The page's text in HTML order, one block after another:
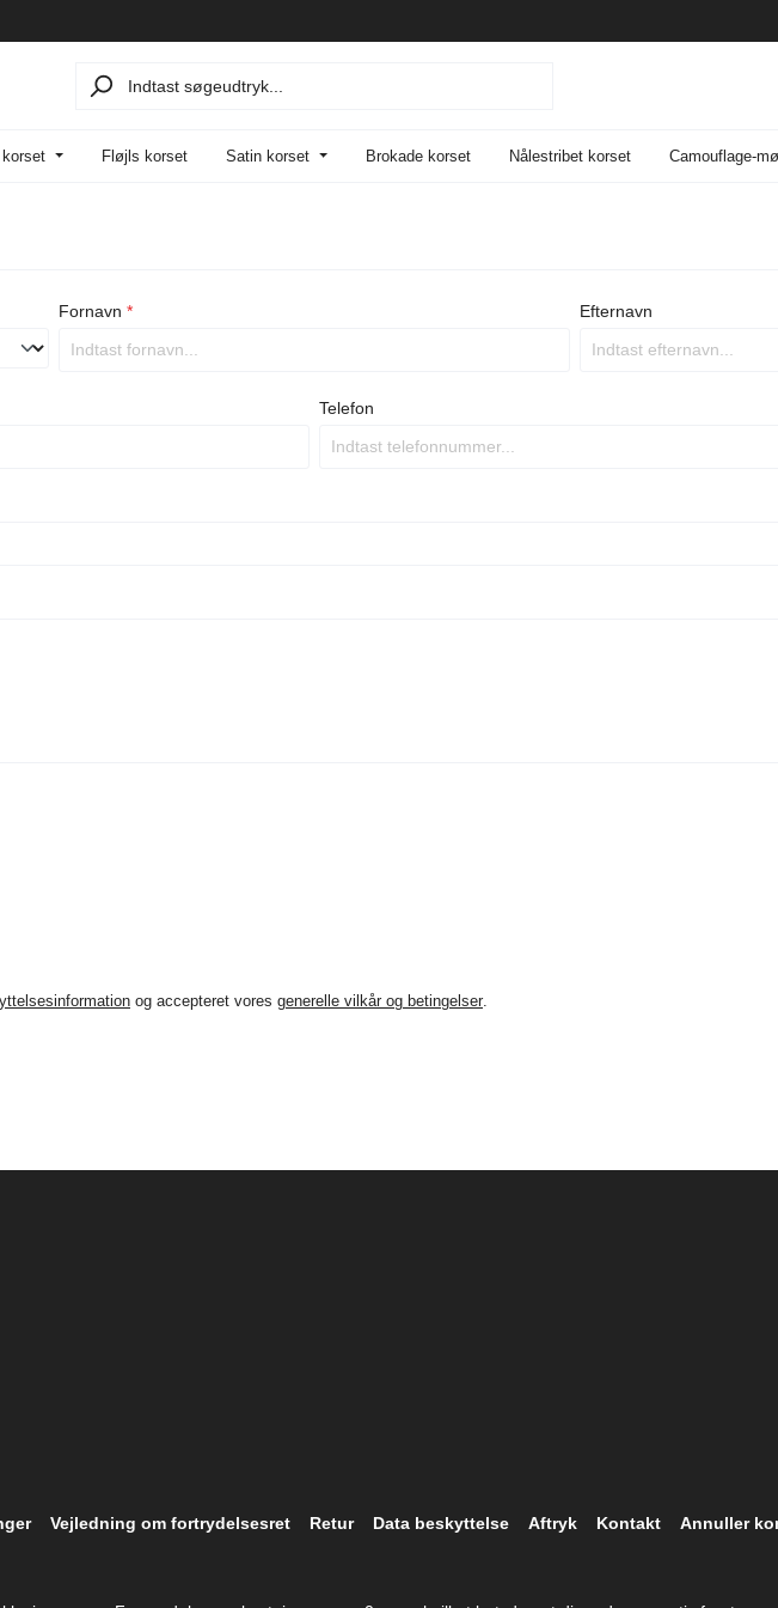
Fløjls korset Satin korset Brokade korset Nålestribet korset Camouflage-
Fornavn * Efternavn
Telefon
og accepteret vores generelle vilkår og betingelser
Vejledning om fortrydelsesret Retur Data beskyttelse Aftryk Kontakt Annuller